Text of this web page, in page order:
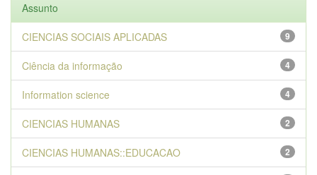
Assunto
9
CIENCIAS SOCIAIS APLICADAS
4
Ciência da informação
4
Information science
2
CIENCIAS HUMANAS
2
CIENCIAS HUMANAS::EDUCACAO